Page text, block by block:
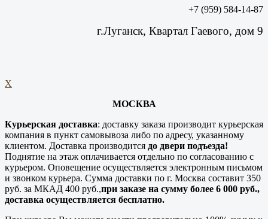
+7 (959) 584-14-87
г.Луганск, Квартал Гаевого, дом 9
X
МОСКВА
Курьерская доставка: доставку заказа производит курьерская
компания в пункт самовывоза либо по адресу, указанному
клиентом. Доставка производится до двери подъезда!
Поднятие на этаж оплачивается отдельно по согласованию с
курьером. Оповещение осуществляется электронным письмом
и звонком курьера. Сумма доставки по г. Москва составит 350
руб. за МКАД 400 руб.,при заказе на сумму более 6 000 руб.,
доставка осуществляется бесплатно.